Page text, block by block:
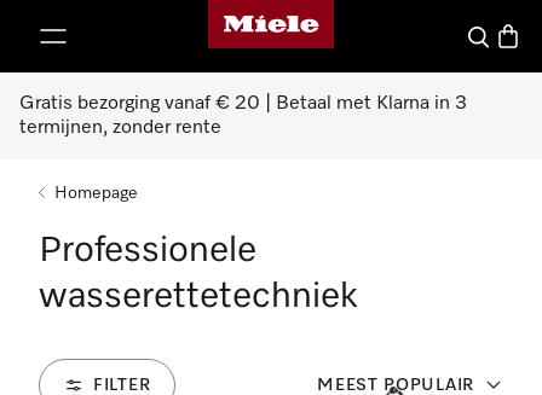
Homepage van Miele
Wat zoek
Gratis bezorging vanaf € 20 | Betaal met Klarna in 3
termijnen, zonder rente
Homepage
Professionele
wasserettetechniek
FILTER MEEST POPULAIR